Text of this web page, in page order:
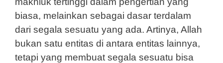
biasa, melainkan sebagai dasar terdalam
dari segala sesuatu yang ada. Artinya, Allah
bukan satu entitas di antara entitas lainnya,
tetapi yang membuat segala sesuatu bisa